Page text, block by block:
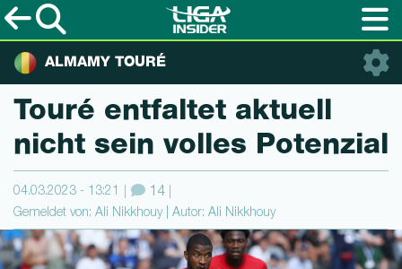
ALMAMY TOURÉ
Touré entfaltet aktuell
nicht sein volles Potenzial
04.03.2023 - 13:21 14
Gemeldet von: Ali Nikkhouy | Autor: Ali Nikkhouy